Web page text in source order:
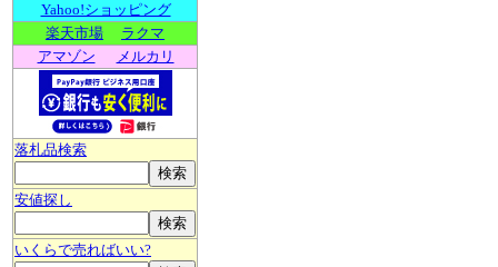
Yahoo!ショッピング
楽天市場
ラクマ
アマゾン
メルカリ
落札品検索
安値探し
いくらで売ればいい?